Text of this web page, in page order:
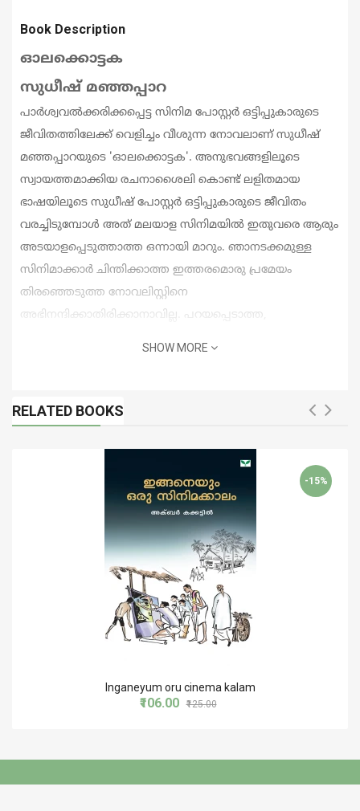
Book Description
ഓലക്കൊട്ടക
സുധീഷ് മഞ്ഞപ്പാറ
പാർശ്വവൽക്കരിക്കപ്പെട്ട സിനിമ പോസ്റ്റർ ഒട്ടിപ്പുകാരുടെ
ജീവിതത്തിലേക്ക് വെളിച്ചം വീശുന്ന നോവലാണ് സുധീഷ്
മഞ്ഞപ്പാറയുടെ 'ഓലക്കൊട്ടക'. അനുഭവങ്ങളിലൂടെ
സ്വായത്തമാക്കിയ രചനാശൈലി കൊണ്ട് ലളിതമായ
ഭാഷയിലൂടെ സുധീഷ് പോസ്റ്റർ ഒട്ടിപ്പുകാരുടെ ജീവിതം
വരച്ചിടുമ്പോൾ അത് മലയാള സിനിമയിൽ ഇതുവരെ ആരും
അടയാളപ്പെടുത്താത്ത ഒന്നായി മാറും. ഞാനടക്കമുള്ള
സിനിമാക്കാർ ചിന്തിക്കാത്ത ഇത്തരമൊരു പ്രമേയം
തിരഞ്ഞെടുത്ത നോവലിസ്റ്റിനെ
അഭിനന്ദിക്കാതിരിക്കാനാവില്ല. പറയപ്പെടാത്ത,
സഞ്ചരിക്കാൻ ഈ നോവൽ നിമിത്തമായെങ്കിൽ
ഗ്രന്ഥകാരന് തീർച്ചയായും അഭിമാനിക്കാം.
എഴുത്തുകാരന്റെ ആത്മകഥാംശവും നമുക്ക് ഈ
(ചലച്ചിത്രസംവിധായകൻ)
SHOW MORE
RELATED BOOKS
-15%
Inganeyum oru cinema kalam
₹106.00 ₹125.00